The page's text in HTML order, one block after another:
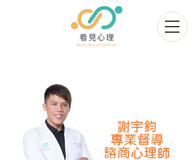
謝宇鈞
專業督導
諮商心理師